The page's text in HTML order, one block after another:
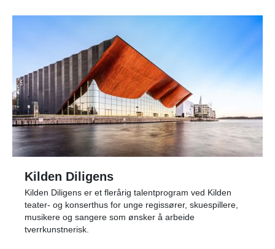
Kilden Diligens
Kilden Diligens er et flerårig talentprogram ved Kilden
teater- og konserthus for unge regissører, skuespillere,
musikere og sangere som ønsker å arbeide
tverrkunstnerisk.